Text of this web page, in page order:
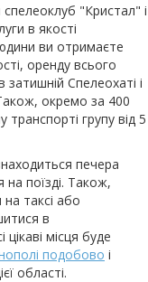
"Кристал" і
в якості
ви отримаєте
оренду всього
Спелеохаті і
окремо за 400
групу від 5
печера
поїзді. Також,
таксі або
в
місця буде
подобово і
області.